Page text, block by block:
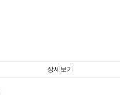
상세보기